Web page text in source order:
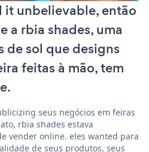
it unbelievable, então
a rbia shades, uma
de sol que designs
feitas à mão, tem
seus negócios em feiras
rbia shades estava
vender online. eles wanted para
de seus produtos, seus